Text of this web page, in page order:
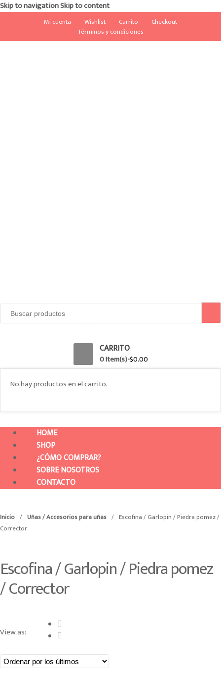
Skip to navigationSkip to content
Mi cuenta Wishlist Carrito
Checkout
Términos y condiciones
Search for:
0
CARRITO
0 Item(s)-$0.00
No hay productos en el carrito.
HOME
SHOP
¿CÓMO COMPRAR?
SOBRE NOSOTROS
CONTACTO
Inicio / Uñas / Accesorios para uñas / Escofina / Garlopin / Piedra pomez /
Corrector
Escofina / Garlopin / Piedra pomez
/ Corrector
View as: